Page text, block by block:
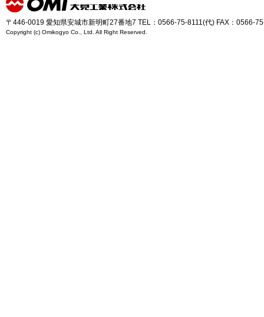
〒446-0019 愛知県安城市新明町27番地7 TEL：0566-75-8111(代) FAX：0566-
Copyright (c) Omikogyo Co., Ltd. All Right Reserved.